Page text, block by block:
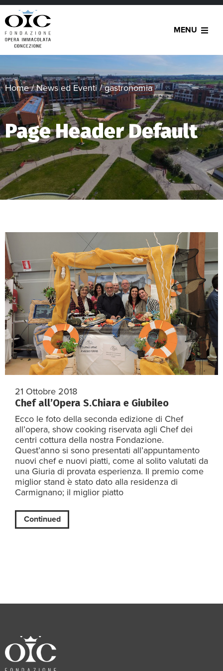
MENU
Home/News ed Eventi/gastronomia
Page Header Default
21 Ottobre 2018
Chef all’Opera S.Chiara e Giubileo
Ecco le foto della seconda edizione di Chef
all’opera, show cooking riservata agli Chef dei
centri cottura della nostra Fondazione.
Quest’anno si sono presentati all’appuntamento
nuovi chef e nuovi piatti, come al solito valutati da
una Giuria di provata esperienza. Il premio come
miglior stand è stato dato alla residenza di
Carmignano; il miglior piatto
Continued